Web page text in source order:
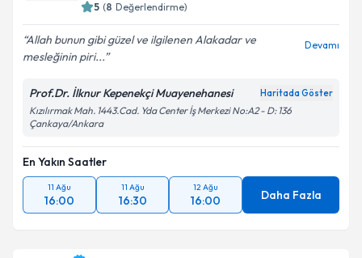
5 (8 Değerlendirme)
Allah bunun gibi güzel ve ilgilenen Alakadar ve
mesleğinin piri...
Devamı
Prof.Dr. İlknur Kepenekçi Muayenehanesi Haritada Göster
Kızılırmak Mah. 1443.Cad. Yda Center İş Merkezi No:A2 - D: 136
Çankaya/Ankara
En Yakın Saatler
11 Ağu
16:00
11 Ağu
16:30
12 Ağu
16:00 Daha Fazla